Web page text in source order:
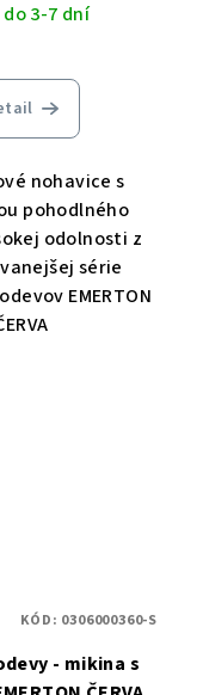
do 3-7 dní
nohavice s
pohodlného
odolnosti z
série
EMERTON
- mikina s
KÓD: 0306000360-S